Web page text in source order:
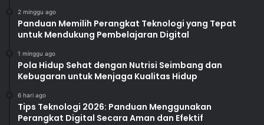
2 minggu ago
Panduan Memilih Perangkat Teknologi yang Tepat
untuk Mendukung Pembelajaran Digital
1 minggu ago
Pola Hidup Sehat dengan Nutrisi Seimbang dan
Kebugaran untuk Menjaga Kualitas Hidup
6 hari ago
Tips Teknologi 2026: Panduan Menggunakan
Perangkat Digital Secara Aman dan Efektif